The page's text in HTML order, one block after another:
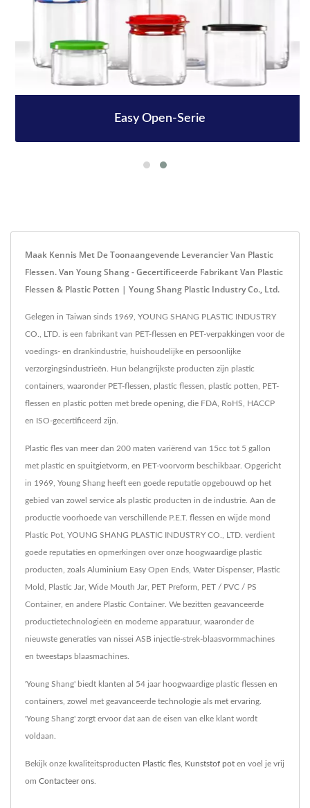
Easy Open-Serie
Maak Kennis Met De Toonaangevende Leverancier Van Plastic
Flessen. Van Young Shang - Gecertificeerde Fabrikant Van Plastic
Flessen & Plastic Potten | Young Shang Plastic Industry Co., Ltd.
Gelegen in Taiwan sinds 1969, YOUNG SHANG PLASTIC INDUSTRY
CO., LTD. is een fabrikant van PET-flessen en PET-verpakkingen voor de
voedings- en drankindustrie, huishoudelijke en persoonlijke
verzorgingsindustrieën. Hun belangrijkste producten zijn plastic
containers, waaronder PET-flessen, plastic flessen, plastic potten, PET-
flessen en plastic potten met brede opening, die FDA, RoHS, HACCP
en ISO-gecertificeerd zijn.
Plastic fles van meer dan 200 maten variërend van 15cc tot 5 gallon
met plastic en spuitgietvorm, en PET-voorvorm beschikbaar. Opgericht
in 1969, Young Shang heeft een goede reputatie opgebouwd op het
gebied van zowel service als plastic producten in de industrie. Aan de
productie voorhoede van verschillende P.E.T. flessen en wijde mond
Plastic Pot, YOUNG SHANG PLASTIC INDUSTRY CO., LTD. verdient
goede reputaties en opmerkingen over onze hoogwaardige plastic
producten, zoals Aluminium Easy Open Ends, Water Dispenser, Plastic
Mold, Plastic Jar, Wide Mouth Jar, PET Preform, PET / PVC / PS
Container, en andere Plastic Container. We bezitten geavanceerde
productietechnologieën en moderne apparatuur, waaronder de
nieuwste generaties van nissei ASB injectie-strek-blaasvormmachines
en tweestaps blaasmachines.
'Young Shang' biedt klanten al 54 jaar hoogwaardige plastic flessen en
containers, zowel met geavanceerde technologie als met ervaring.
'Young Shang' zorgt ervoor dat aan de eisen van elke klant wordt
voldaan.
Bekijk onze kwaliteitsproducten Plastic fles Kunststof pot en voel je vrij
om Contacteer ons